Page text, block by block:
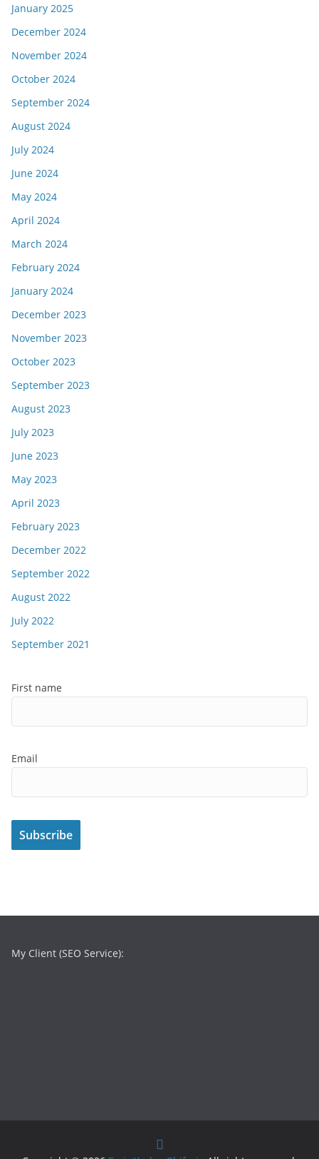
January 2025
December 2024
November 2024
October 2024
September 2024
August 2024
July 2024
June 2024
May 2024
April 2024
March 2024
February 2024
January 2024
December 2023
November 2023
October 2023
September 2023
August 2023
July 2023
June 2023
May 2023
April 2023
February 2023
December 2022
September 2022
August 2022
July 2022
September 2021
First name
Email
My Client (SEO Service):